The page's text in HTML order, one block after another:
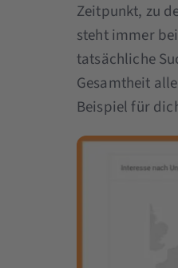
Zeitpunkt, zu
steht immer
tatsächliche
Gesamtheit
Beispiel für